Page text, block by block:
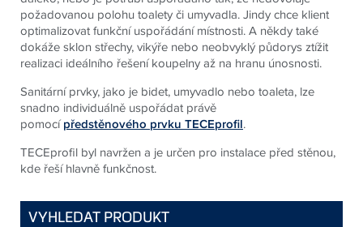
požadovanou polohu toalety či umyvadla. Jindy chce klient
optimalizovat funkční uspořádání místnosti. A někdy také
dokáže sklon střechy, vikýře nebo neobvyklý půdorys ztížit
realizaci ideálního řešení koupelny až na hranu únosnosti.
Sanitární prvky, jako je bidet, umyvadlo nebo toaleta, lze
snadno individuálně uspořádat právě
pomocípředstěnového prvku TECEprofil.
TECEprofil byl navržen a je určen pro instalace před stěnou,
kde řeší hlavně funkčnost.
VYHLEDAT PRODUKT